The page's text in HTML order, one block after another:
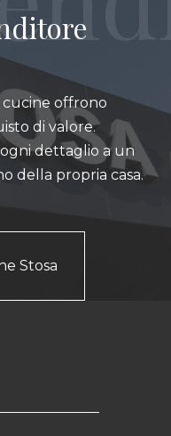
cucine offrono
di valore.
dettaglio a un
della propria casa.
Stosa